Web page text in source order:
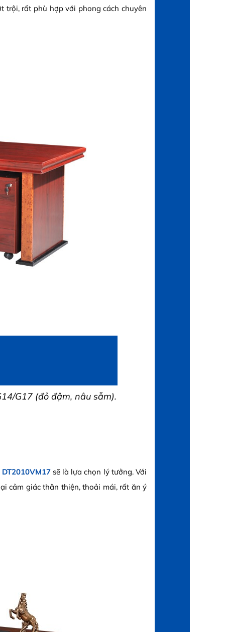
trội, rất phù hợp với phong cách chuyên
G17 (đỏ đậm, nâu sẫm).
sẽ là lựa chọn lý tưởng. Với
cảm giác thân thiện, thoải mái, rất ăn ý